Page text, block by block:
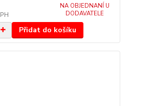
NA OBJEDNANÍ U
DODAVATELE
Přidat do košíku